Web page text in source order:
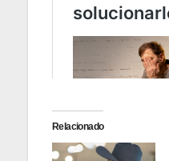
Relacionado